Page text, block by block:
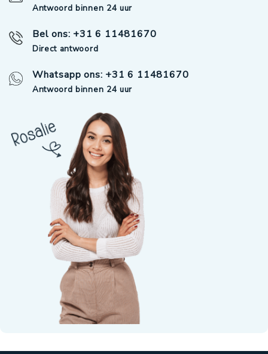
Antwoord binnen 24 uur
Bel ons: +31 6 11481670
Direct antwoord
Whatsapp ons: +31 6 11481670
Antwoord binnen 24 uur